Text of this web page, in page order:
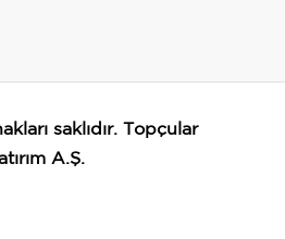
saklıdır. Topçular
A.Ş.